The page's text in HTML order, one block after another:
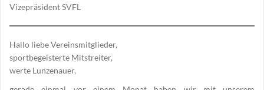
Vizepräsident SVFL
Hallo liebe Vereinsmitglieder,
sportbegeisterte Mitstreiter,
werte Lunzenauer,